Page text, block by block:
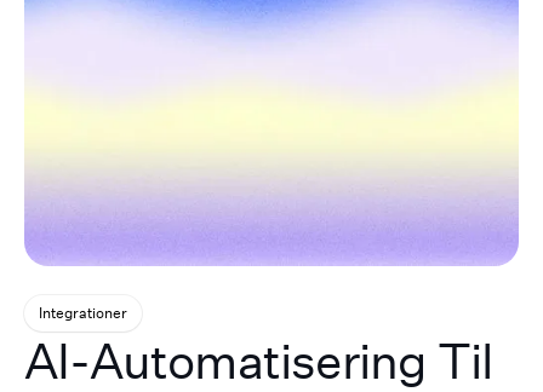
Integrationer
AI-Automatisering Til